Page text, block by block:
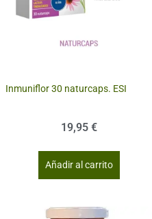
Inmuniflor 30 naturcaps. ESI
19,95 €
Añadir al carrito